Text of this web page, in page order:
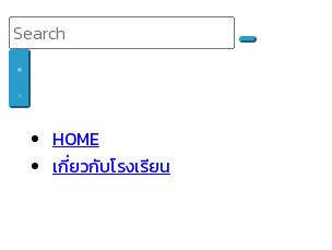
HOME
เกี่ยวกับโรงเรียน